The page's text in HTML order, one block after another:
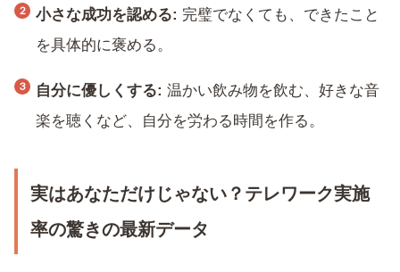
小さな成功を認める: 完璧でなくても、できたこと
を具体的に褒める。
自分に優しくする: 温かい飲み物を飲む、好きな音
楽を聴くなど、自分を労わる時間を作る。
実はあなただけじゃない？テレワーク実施
率の驚きの最新データ